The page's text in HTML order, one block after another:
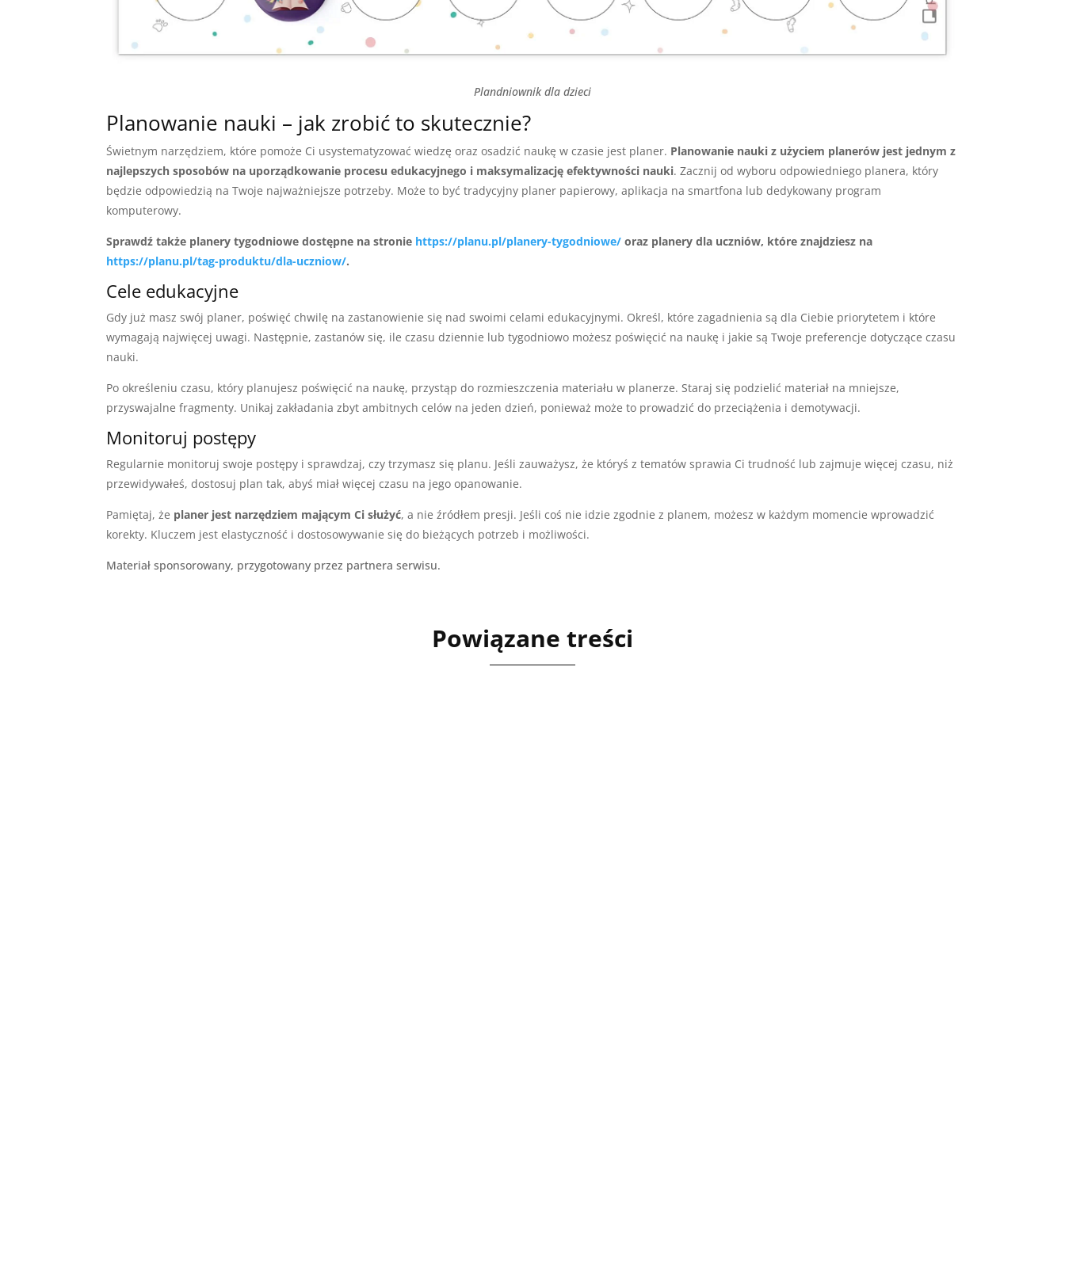
Plandniownik dla dzieci
Planowanie nauki – jak zrobić to skutecznie?
Świetnym narzędziem, które pomoże Ci usystematyzować wiedzę oraz osadzić naukę w czasie jest planer. Planowanie nauki z użyciem planerów jest jednym z
najlepszych sposobów na uporządkowanie procesu edukacyjnego i maksymalizację efektywności nauki. Zacznij od wyboru odpowiedniego planera, który
będzie odpowiedzią na Twoje najważniejsze potrzeby. Może to być tradycyjny planer papierowy, aplikacja na smartfona lub dedykowany program
komputerowy.
Sprawdź także planery tygodniowe dostępne na stronie https://planu.pl/planery-tygodniowe/ oraz planery dla uczniów, które znajdziesz na
https://planu.pl/tag-produktu/dla-uczniow/.
Cele edukacyjne
Gdy już masz swój planer, poświęć chwilę na zastanowienie się nad swoimi celami edukacyjnymi. Określ, które zagadnienia są dla Ciebie priorytetem i które
wymagają najwięcej uwagi. Następnie, zastanów się, ile czasu dziennie lub tygodniowo możesz poświęcić na naukę i jakie są Twoje preferencje dotyczące czasu
nauki.
Po określeniu czasu, który planujesz poświęcić na naukę, przystąp do rozmieszczenia materiału w planerze. Staraj się podzielić materiał na mniejsze,
przyswajalne fragmenty. Unikaj zakładania zbyt ambitnych celów na jeden dzień, ponieważ może to prowadzić do przeciążenia i demotywacji.
Monitoruj postępy
Regularnie monitoruj swoje postępy i sprawdzaj, czy trzymasz się planu. Jeśli zauważysz, że któryś z tematów sprawia Ci trudność lub zajmuje więcej czasu, niż
przewidywałeś, dostosuj plan tak, abyś miał więcej czasu na jego opanowanie.
Pamiętaj, że planer jest narzędziem mającym Ci służyć, a nie źródłem presji. Jeśli coś nie idzie zgodnie z planem, możesz w każdym momencie wprowadzić
korekty. Kluczem jest elastyczność i dostosowywanie się do bieżących potrzeb i możliwości.
Materiał sponsorowany, przygotowany przez partnera serwisu.
Powiązane treści